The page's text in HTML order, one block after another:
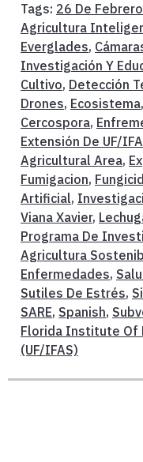
Tags: 26 De Febrero
Agricultura
Everglades,
Investigación Y
Cultivo, Detección
Drones, Ecosistema,
Cercospora,
Extensión De UF/
Agricultural Area,
Fumigacion,
Artificial,
Viana Xavier,
Programa De
Agricultura
Enfermedades,
Sutiles De Estrés,
SARE, Spanish,
Florida Institute Of
(UF/IFAS)